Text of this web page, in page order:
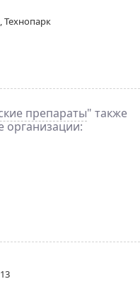
Технопарк
препараты" также
организации: